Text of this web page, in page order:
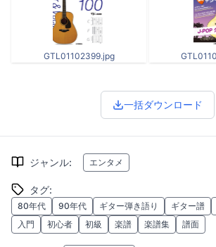
GTL01102399.jpg
一括ダウンロード
ジャンル: エンタメ
タグ:
80年代 90年代 ギター弾き語り ギター譜
入門
初心者 初級 楽譜 楽譜集 譜面